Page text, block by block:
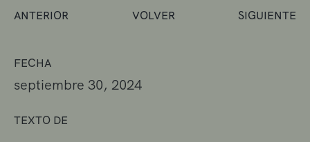
FECHA
septiembre 30, 2024
TEXTO DE
ANTERIOR VOLVER SIGUIENTE